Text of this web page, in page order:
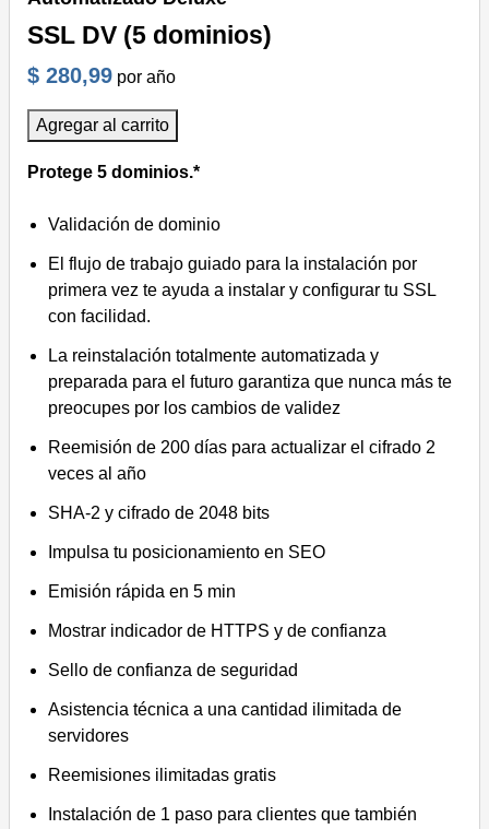
SSL DV (5 dominios)
$ 280,99 por año
Agregar al carrito
Protege 5 dominios.*
Validación de dominio
El flujo de trabajo guiado para la instalación por
primera vez te ayuda a instalar y configurar tu SSL
con facilidad.
La reinstalación totalmente automatizada y
preparada para el futuro garantiza que nunca más te
preocupes por los cambios de validez
Reemisión de 200 días para actualizar el cifrado 2
veces al año
SHA-2 y cifrado de 2048 bits
Impulsa tu posicionamiento en SEO
Emisión rápida en 5 min
Mostrar indicador de HTTPS y de confianza
Sello de confianza de seguridad
Asistencia técnica a una cantidad ilimitada de
servidores
Reemisiones ilimitadas gratis
Instalación de 1 paso para clientes que también